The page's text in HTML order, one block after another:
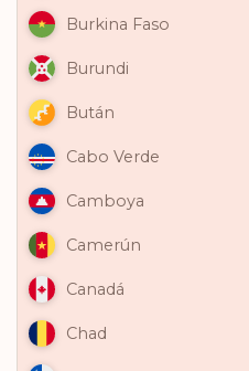
Burkina Faso
Burundi
Bután
Cabo Verde
Camboya
Camerún
Canadá
Chad